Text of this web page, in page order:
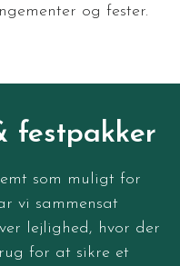
og fester.
festpakker
som muligt for
vi sammensat
lejlighed, hvor der
for at sikre et